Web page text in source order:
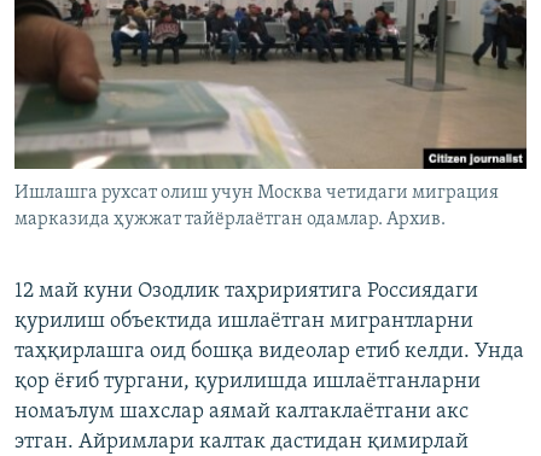
Ишлашга рухсат олиш учун Москва четидаги миграция
марказида ҳужжат тайёрлаётган одамлар. Архив.
12 май куни Озодлик таҳририятига Россиядаги
қурилиш объектида ишлаётган мигрантларни
таҳқирлашга оид бошқа видеолар етиб келди. Унда
қор ёғиб тургани, қурилишда ишлаётганларни
номаълум шахслар аямай калтаклаётгани акс
этган. Айримлари калтак дастидан қимирлай